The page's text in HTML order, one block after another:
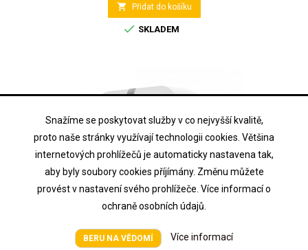
Snažíme se poskytovat služby v co nejvyšší kvalitě,
proto naše stránky využívají technologii cookies. Většina
internetových prohlížečů je automaticky nastavena tak,
aby byly soubory cookies příjímány. Změnu můžete
provést v nastavení svého prohlížeče. Více informací o
ochraně osobních údajů.
BERU NA VĚDOMÍ Více informací
 Přidat do košíku
 SKLADEM